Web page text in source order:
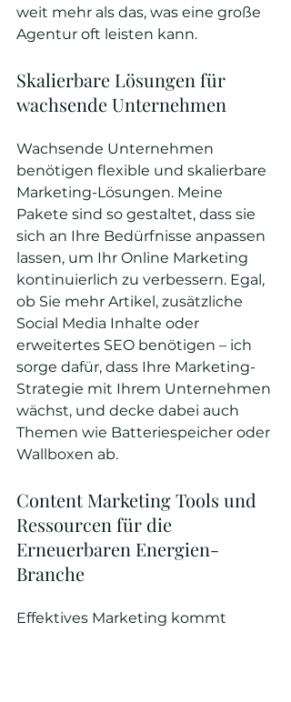
weit mehr als das, was eine große
Agentur oft leisten kann.
Skalierbare Lösungen für
wachsende Unternehmen
Wachsende Unternehmen
benötigen flexible und skalierbare
Marketing-Lösungen. Meine
Pakete sind so gestaltet, dass sie
sich an Ihre Bedürfnisse anpassen
lassen, um Ihr Online Marketing
kontinuierlich zu verbessern. Egal,
ob Sie mehr Artikel, zusätzliche
Social Media Inhalte oder
erweitertes SEO benötigen – ich
sorge dafür, dass Ihre Marketing-
Strategie mit Ihrem Unternehmen
wächst, und decke dabei auch
Themen wie Batteriespeicher oder
Wallboxen ab.
Content Marketing Tools und
Ressourcen für die
Erneuerbaren Energien-
Branche
Effektives Marketing kommt